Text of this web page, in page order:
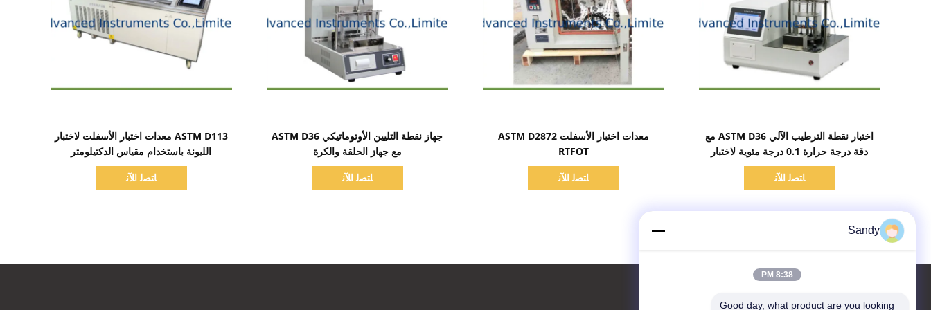
ASTM D113 معدات اختبار الأسفلت لاختبار
الليونة باستخدام مقياس الدكتيلومتر
ﺎﺘﺼﻟ ﺍﻶﻧ
اظهر التفاصيل
جهاز نقطة التليين الأوتوماتيكي ASTM D36
مع جهاز الحلقة والكرة
ﺎﺘﺼﻟ ﺍﻶﻧ
اظهر التفاصيل
معدات اختبار الأسفلت ASTM D2872
RTFOT
ﺎﺘﺼﻟ ﺍﻶﻧ
اختبار نقطة الترطيب الآلي ASTM D36 مع
دقة درجة حرارة 0.1 درجة مئوية لاختبار
البطين باستخدام جهاز حلقة وكرة لعينتين في
وقت واحد
ﺎﺘﺼﻟ ﺍﻶﻧ
Sandy
8:38 PM
Good day, what product are you looking